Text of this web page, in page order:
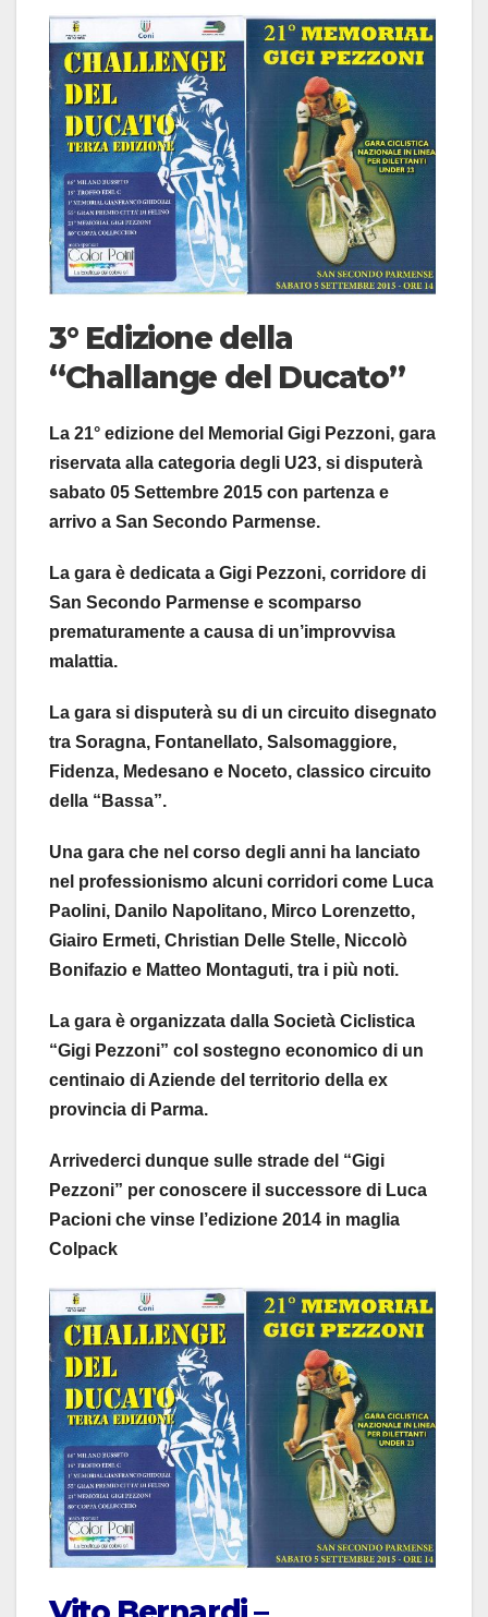
3° Edizione della
“Challange del Ducato”
La 21° edizione del Memorial Gigi Pezzoni, gara
riservata alla categoria degli U23, si disputerà
sabato 05 Settembre 2015 con partenza e
arrivo a San Secondo Parmense.
La gara è dedicata a Gigi Pezzoni, corridore di
San Secondo Parmense e scomparso
prematuramente a causa di un’improvvisa
malattia.
La gara si disputerà su di un circuito disegnato
tra Soragna, Fontanellato, Salsomaggiore,
Fidenza, Medesano e Noceto, classico circuito
della “Bassa”.
Una gara che nel corso degli anni ha lanciato
nel professionismo alcuni corridori come Luca
Paolini, Danilo Napolitano, Mirco Lorenzetto,
Giairo Ermeti, Christian Delle Stelle, Niccolò
Bonifazio e Matteo Montaguti, tra i più noti.
La gara è organizzata dalla Società Ciclistica
“Gigi Pezzoni” col sostegno economico di un
centinaio di Aziende del territorio della ex
provincia di Parma.
Arrivederci dunque sulle strade del “Gigi
Pezzoni” per conoscere il successore di Luca
Pacioni che vinse l’edizione 2014 in maglia
Colpack